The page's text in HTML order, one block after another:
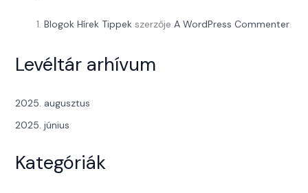
Blogok Hírek Tippekszerzője A WordPress Commenter
Levéltár arhívum
2025. augusztus
2025. június
Kategóriák